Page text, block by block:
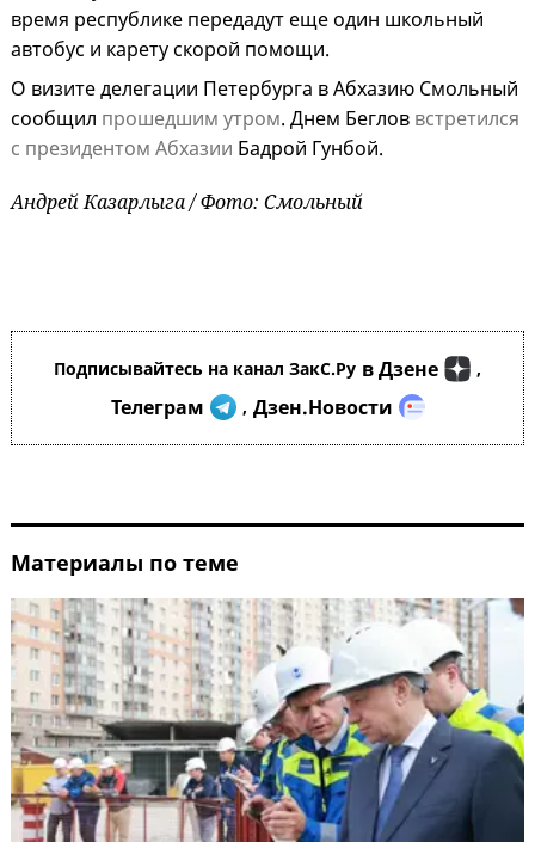
время республике передадут еще один школьный
автобус и карету скорой помощи.
О визите делегации Петербурга в Абхазию Смольный
сообщил прошедшим утром. Днем Беглов встретился
с президентом Абхазии Бадрой Гунбой.
Андрей Казарлыга / Фото: Смольный
Подписывайтесь на канал ЗакС.Ру в Дзене ,
Телеграм , Дзен.Новости
Материалы по теме